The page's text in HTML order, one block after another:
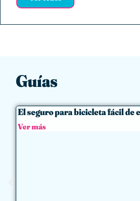
Guías
El seguro para bicicleta fácil de
Ver más